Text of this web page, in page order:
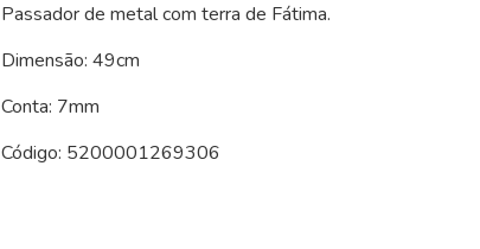
Passador de metal com terra de Fátima.
Dimensão: 49cm
Conta: 7mm
Código: 5200001269306